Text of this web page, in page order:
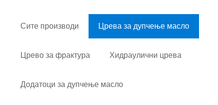
Сите производи Црева за дупчење масло
Црево за фрактура Хидраулични црева
Додатоци за дупчење масло